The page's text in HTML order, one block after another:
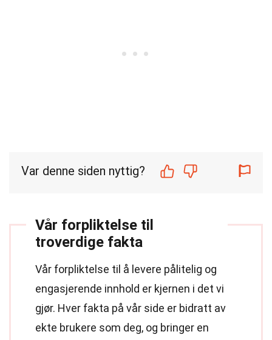
Var denne siden nyttig?
Vår forpliktelse til
troverdige fakta
Vår forpliktelse til å levere pålitelig og
engasjerende innhold er kjernen i det vi
gjør. Hver fakta på vår side er bidratt av
ekte brukere som deg, og bringer en